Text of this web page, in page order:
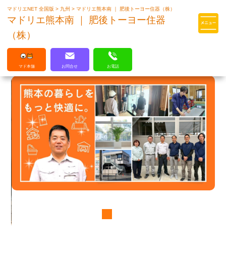
マドリエはLIXILの厳しい基準を
クリアした住まいのプロ集団です
マドリエNET 全国版> 九州>マドリエ熊本南 ｜ 肥後トーヨー住器（株）
マドリエ熊本南 ｜ 肥後トーヨー住器
（株）
マド本舗 お問合せ お電話